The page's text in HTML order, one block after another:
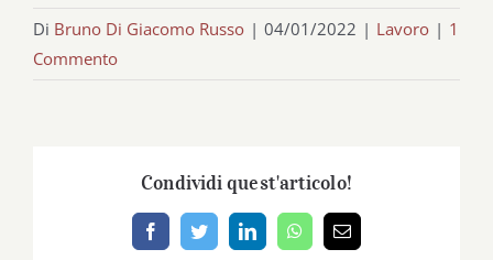
Di Bruno Di Giacomo Russo | 04/01/2022 | Lavoro | 1
Commento
Condividi quest'articolo!
FacebookTwitterLinkedInWhatsApp
Email